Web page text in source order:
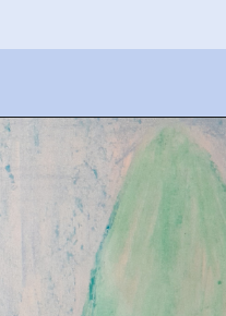
Opening